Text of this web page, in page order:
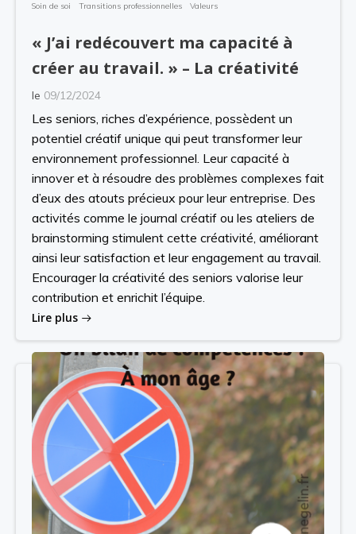
Soin de soi
Transitions professionnelles Valeurs
« J’ai redécouvert ma capacité à
créer au travail. » – La créativité
le 09/12/2024
Les seniors, riches d’expérience, possèdent un
potentiel créatif unique qui peut transformer leur
environnement professionnel. Leur capacité à
innover et à résoudre des problèmes complexes fait
d’eux des atouts précieux pour leur entreprise. Des
activités comme le journal créatif ou les ateliers de
brainstorming stimulent cette créativité, améliorant
ainsi leur satisfaction et leur engagement au travail.
Encourager la créativité des seniors valorise leur
contribution et enrichit l’équipe.
Lire plus